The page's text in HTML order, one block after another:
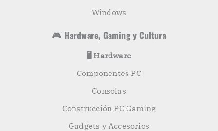
Windows
🎮 Hardware, Gaming y Cultura
🖥️ Hardware
Componentes PC
Consolas
Construcción PC Gaming
Gadgets y Accesorios